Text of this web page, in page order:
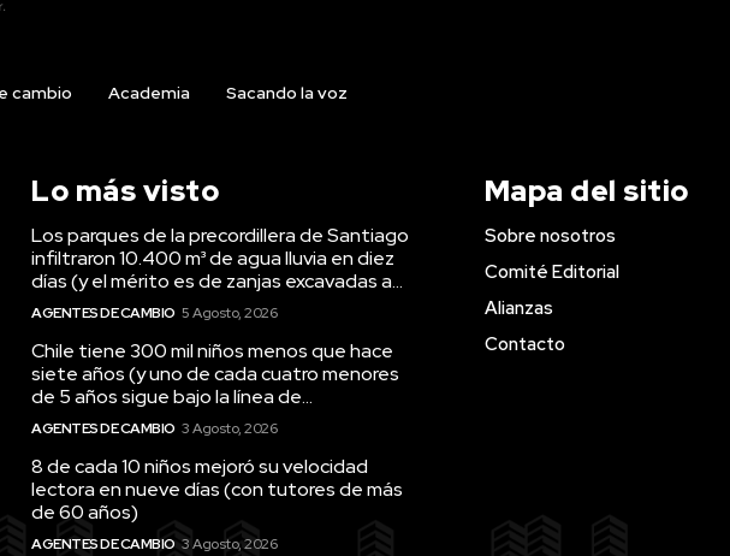
cambio Academia Sacando la voz
Lo más visto
Los parques de la precordillera de Santiago
infiltraron 10.400 m³ de agua lluvia en diez
días (y el mérito es de zanjas excavadas a...
AGENTES DE CAMBIO 5 Agosto, 2026
Chile tiene 300 mil niños menos que hace
siete años (y uno de cada cuatro menores
de 5 años sigue bajo la línea de...
AGENTES DE CAMBIO 3 Agosto, 2026
8 de cada 10 niños mejoró su velocidad
lectora en nueve días (con tutores de más
de 60 años)
AGENTES DE CAMBIO 3 Agosto, 2026
Mapa del sitio
Sobre nosotros
Comité Editorial
Alianzas
Contacto